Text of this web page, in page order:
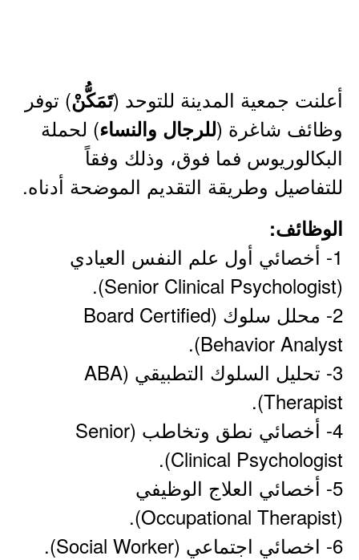
أعلنت جمعية المدينة للتوحد (تَمَكُّنْ) توفر
وظائف شاغرة (للرجال والنساء) لحملة
البكالوريوس فما فوق، وذلك وفقاً
للتفاصيل وطريقة التقديم الموضحة أدناه.
الوظائف:
1- أخصائي أول علم النفس العيادي
(Senior Clinical Psychologist).
2- محلل سلوك (Board Certified
Behavior Analyst).
3- تحليل السلوك التطبيقي (ABA
Therapist).
4- أخصائي نطق وتخاطب (Senior
Clinical Psychologist).
5- أخصائي العلاج الوظيفي
(Occupational Therapist).
6- اخصائي اجتماعي (Social Worker).